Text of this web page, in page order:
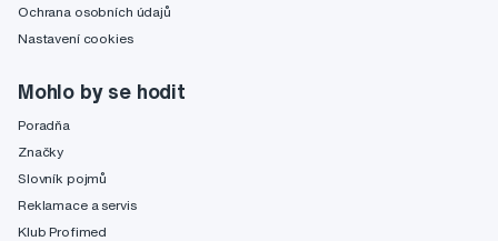
Ochrana osobních údajů
Nastavení cookies
Mohlo by se hodit
Poradňa
Značky
Slovník pojmů
Reklamace a servis
Klub Profimed